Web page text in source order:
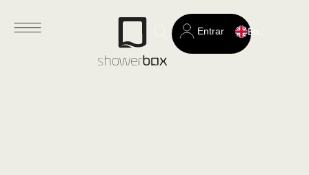
Search
for:
Entrar